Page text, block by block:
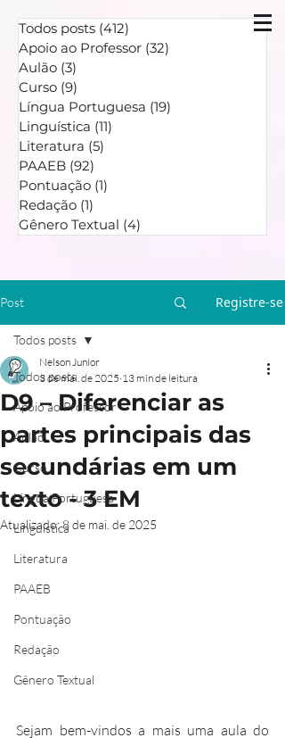
Todos posts (412)
Apoio ao Professor (32)
Aulão (3)
Curso (9)
Língua Portuguesa (19)
Linguística (11)
Literatura (5)
PAAEB (92)
Pontuação (1)
Redação (1)
Gênero Textual (4)
Post Registre-se
Todos posts
Apoio ao Professor
Aulão
Curso
Língua Portuguesa
Linguística
Literatura
PAAEB
Pontuação
Redação
Gênero Textual
Todos posts
D9 – Diferenciar as
partes principais das
secundárias em um
texto - 3 EM
Nelson Junior
3 de mai. de 2025 13 min de leitura
Atualizado:8 de mai. de 2025
Sejam bem-vindos a mais uma aula do